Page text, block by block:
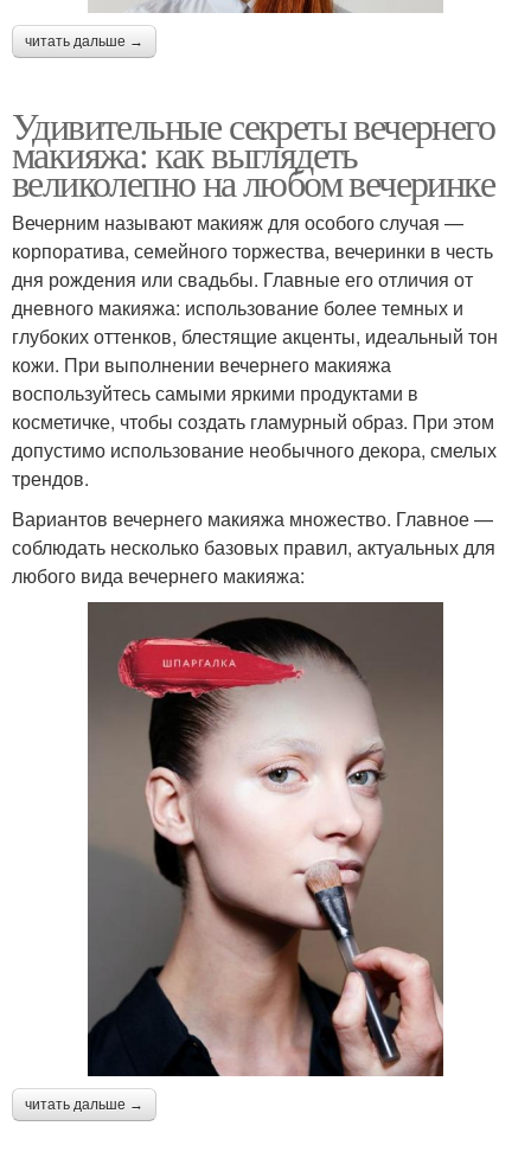
читать дальше →
Удивительные секреты вечернего
макияжа: как выглядеть
великолепно на любом вечеринке
Вечерним называют макияж для особого случая —
корпоратива, семейного торжества, вечеринки в честь
дня рождения или свадьбы. Главные его отличия от
дневного макияжа: использование более темных и
глубоких оттенков, блестящие акценты, идеальный тон
кожи. При выполнении вечернего макияжа
воспользуйтесь самыми яркими продуктами в
косметичке, чтобы создать гламурный образ. При этом
допустимо использование необычного декора, смелых
трендов.
Вариантов вечернего макияжа множество. Главное —
соблюдать несколько базовых правил, актуальных для
любого вида вечернего макияжа:
читать дальше →